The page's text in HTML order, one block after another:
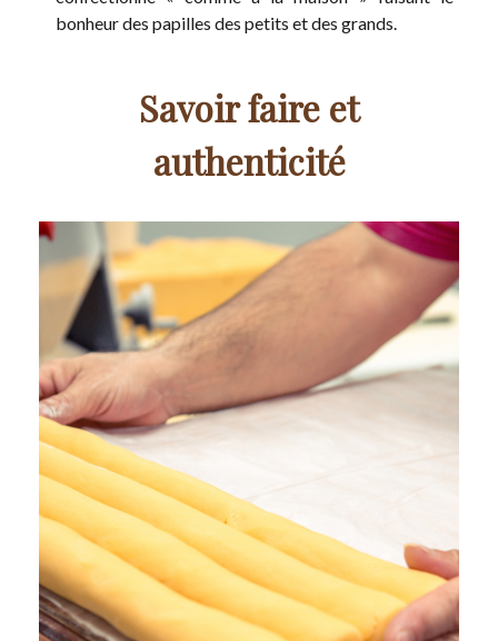
bonheur des papilles des petits et des grands.
Savoir faire et
authenticité